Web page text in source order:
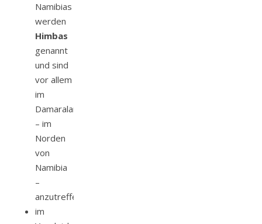
Namibias
werden
Himbas
genannt
und sind
vor allem
im
Damaraland
– im
Norden
von
Namibia
–
anzutreffen
im